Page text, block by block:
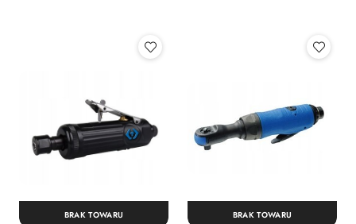
BRAK TOWARU BRAK TOWARU